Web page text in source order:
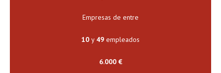
Empresas de entre
10 y 49 empleados
6.000 €